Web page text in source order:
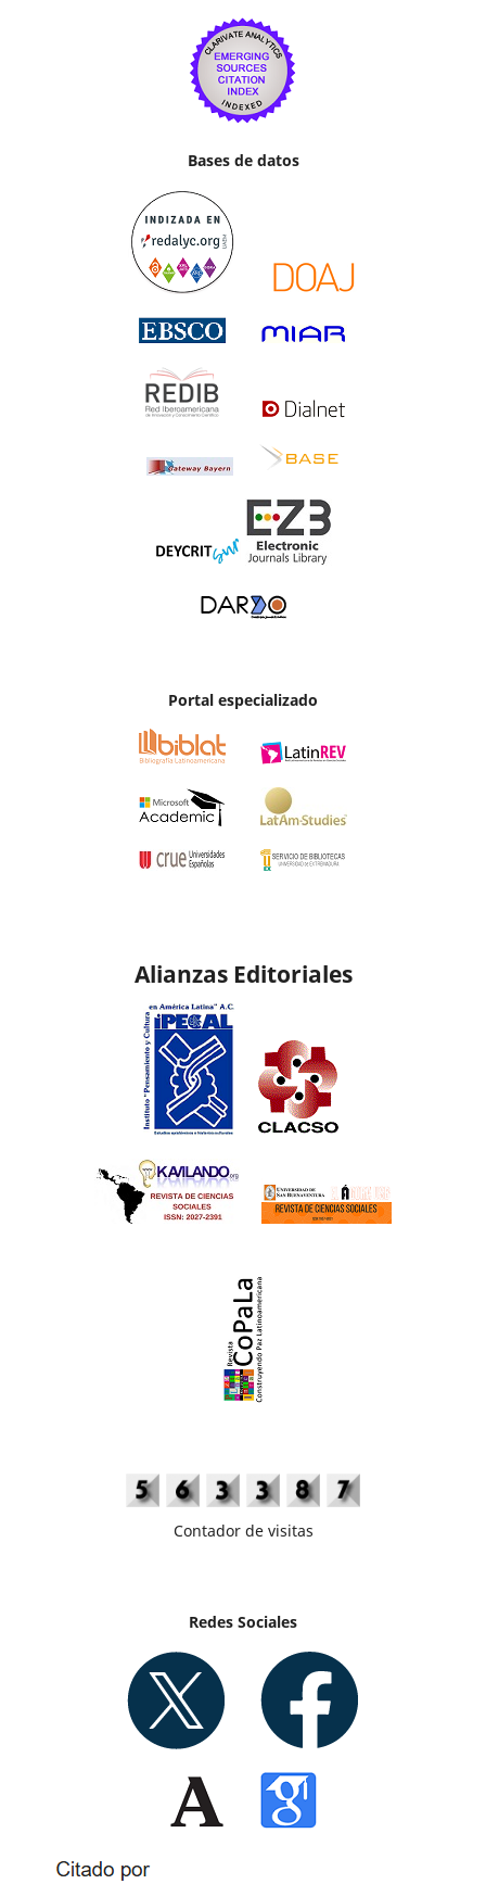
Bases de datos
Portal especializado
Alianzas Editoriales
Contador de visitas
Redes Sociales